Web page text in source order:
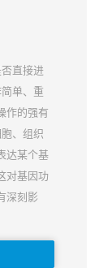
直接进
单、重
作的强有
、组织
达某个基
对基因功
深刻影